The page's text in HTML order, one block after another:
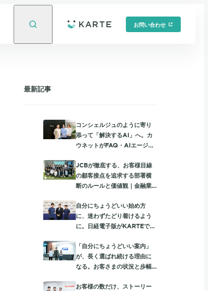
お問い合わせ
最新記事
コンシェルジュのように寄り
添って「解決するAI」へ。カ
ウネットがFAQ・AIエージェ
て進める、個社最適な顧客サ
ポート
JCBが徹底する、お客様目線
の顧客接点を追求する部署横
断のルールと価値観｜金融業
自分にちょうどいい始め方
に、迷わずたどり着けるよう
に。日経電子版がKARTEで実
線
「自分にちょうどいい案内」
が、長く選ばれ続ける理由に
なる。お客さまの状況と歩幅
「おトク」が膨らむ体験設計
お客様の数だけ、ストーリー